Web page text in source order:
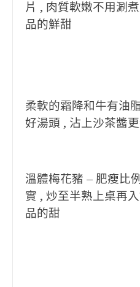
片 , 肉質軟嫩不用涮
品的鮮甜
柔軟的霜降和牛有油
好湯頭 , 沾上沙茶醬
溫體梅花豬 – 肥瘦比
實 , 炒至半熟上桌再
品的甜